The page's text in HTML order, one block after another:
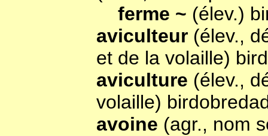
ferme ~ (élev.)
aviculteur (élev.,
et de la volaille)
aviculture (élev.,
volaille)
avoine (agr., nom